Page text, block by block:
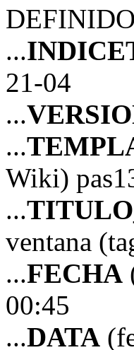
DEFINIDO
...
21-04
...
...
Wiki)
...
ventana
...FECHA
00:45
...DATA